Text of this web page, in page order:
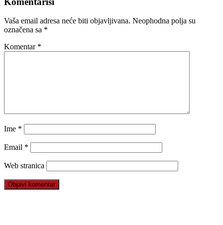
Vaša email adresa neće biti objavljivana. Neophodna polja su
označena sa *
Komentar *
Ime *
Email *
Web stranica